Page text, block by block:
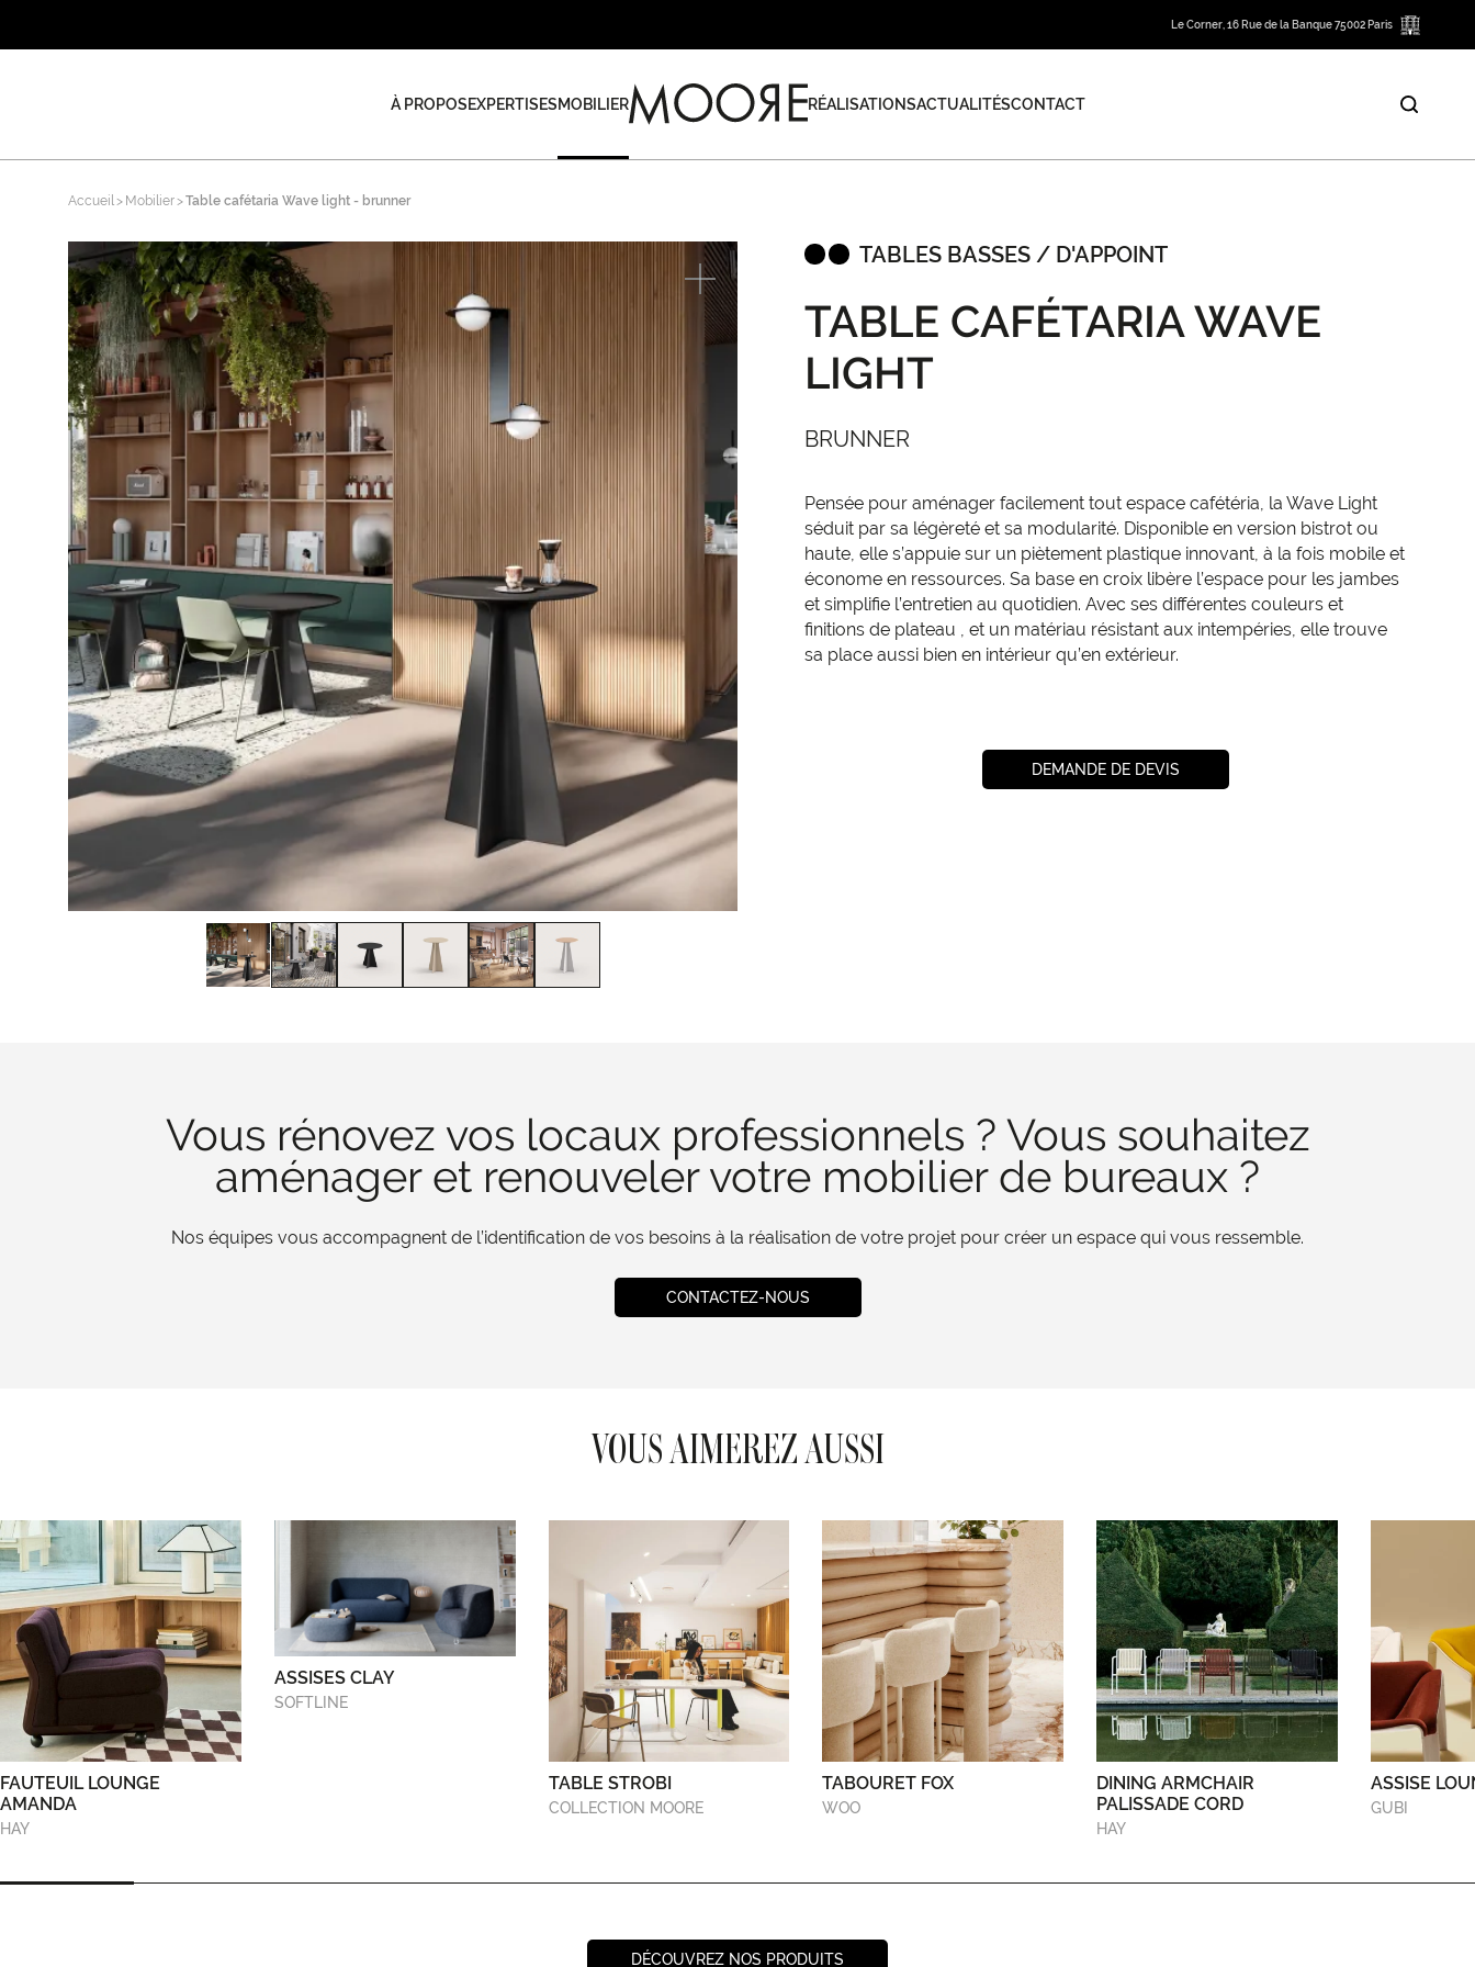
Le Corner, 16 Rue de la Banque 75002 Paris
À PROPOSEXPERTISESMOBILIER RÉALISATIONSACTUALITÉSCONTACT
Accueil Mobilier Table cafétaria Wave light - brunner
TABLES BASSES / D'APPOINT
TABLE CAFÉTARIA WAVE
LIGHT
BRUNNER
Pensée pour aménager facilement tout espace cafétéria, la Wave Light
séduit par sa légèreté et sa modularité. Disponible en version bistrot ou
haute, elle s’appuie sur un piètement plastique innovant, à la fois mobile et
économe en ressources. Sa base en croix libère l’espace pour les jambes
et simplifie l’entretien au quotidien. Avec ses différentes couleurs et
finitions de plateau , et un matériau résistant aux intempéries, elle trouve
sa place aussi bien en intérieur qu’en extérieur.
DEMANDE DE DEVIS
Vous rénovez vos locaux professionnels ? Vous souhaitez
aménager et renouveler votre mobilier de bureaux ?
Nos équipes vous accompagnent de l’identification de vos besoins à la réalisation de votre projet pour créer un espace qui vous ressemble.
CONTACTEZ-NOUS
VOUS AIMEREZ AUSSI
FAUTEUIL LOUNGE
AMANDA
HAY
ASSISES CLAY
SOFTLINE
TABLE STROBI
COLLECTION MOORE
TABOURET FOX
WOO
DINING ARMCHAIR
PALISSADE CORD
HAY
ASSISE
GUBI
DÉCOUVREZ NOS PRODUITS